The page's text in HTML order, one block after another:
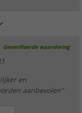
Geverifieerde waardering
en
aanbevolen"